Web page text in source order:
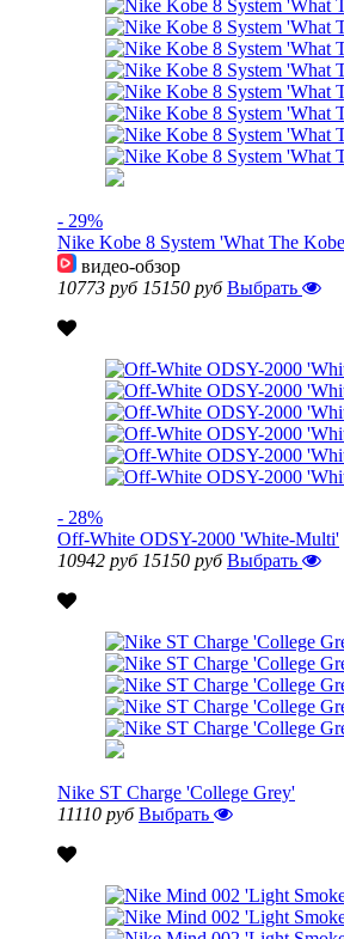
- 29%
Nike Kobe 8 System 'What The
видео-обзор
10773 руб 15150 руб Выбрать
- 28%
Off-White ODSY-2000 'White-Multi'
10942 руб 15150 руб Выбрать
Nike ST Charge 'College Grey'
11110 руб Выбрать